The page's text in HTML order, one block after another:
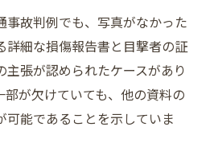
事故判例でも、写真がなかった
詳細な損傷報告書と目撃者の証
張が認められたケースがあり
部が欠けていても、他の資料の
能であることを示していま